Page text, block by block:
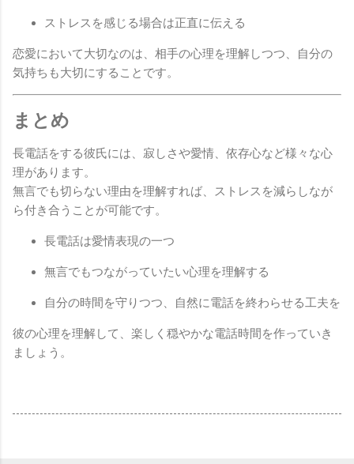
ストレスを感じる場合は正直に伝える
恋愛において大切なのは、相手の心理を理解しつつ、自分の
気持ちも大切にすることです。
まとめ
長電話をする彼氏には、寂しさや愛情、依存心など様々な心
理があります。
無言でも切らない理由を理解すれば、ストレスを減らしなが
ら付き合うことが可能です。
長電話は愛情表現の一つ
無言でもつながっていたい心理を理解する
自分の時間を守りつつ、自然に電話を終わらせる工夫を
彼の心理を理解して、楽しく穏やかな電話時間を作っていき
ましょう。